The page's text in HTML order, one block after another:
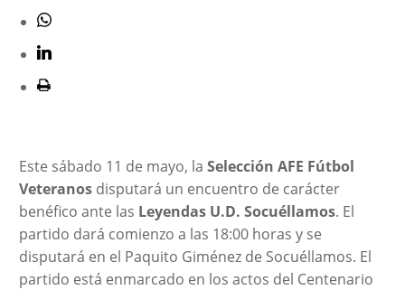
Este sábado 11 de mayo, la Selección AFE Fútbol
Veteranosdisputará un encuentro de carácter
benéfico ante las Leyendas U.D. Socuéllamos. El
partido dará comienzo a las 18:00 horas y se
disputará en el Paquito Giménez de Socuéllamos. El
partido está enmarcado en los actos del Centenario